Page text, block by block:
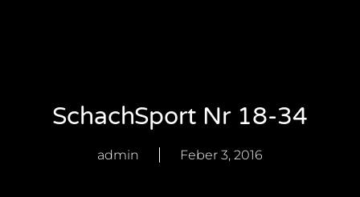
SchachSport Nr 18-34
admin Feber 3, 2016